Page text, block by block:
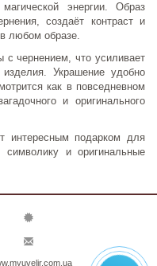
энергии. Образ
создаёт контраст и
любом образе.
с чернением, что усиливает
Украшение удобно
как в повседневном
и оригинального
интересным подарком для
символику и оригинальные